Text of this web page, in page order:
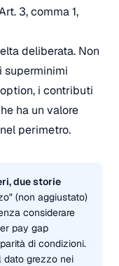
3, comma 1,
deliberata. Non
superminimi
i contributi
ha un valore
perimetro.
due storie
(non aggiustato)
considerare
pay gap
di condizioni.
dato grezzo nei